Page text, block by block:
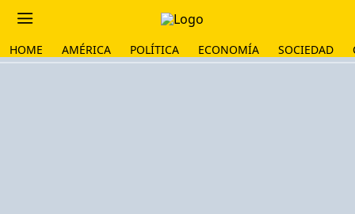
HOME AMÉRICA POLÍTICA ECONOMÍA SOCIEDAD